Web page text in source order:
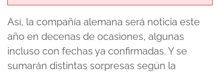
Así, la compañía alemana será noticia este
año en decenas de ocasiones, algunas
incluso con fechas ya confirmadas. Y se
sumarán distintas sorpresas según la